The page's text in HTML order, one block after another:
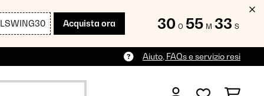
Acquista ora 30 O 55 M 32 S
Aiuto, FAQs e servizio resi